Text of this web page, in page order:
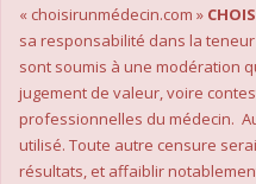
« choisirunmédecin.com »
sa responsabilité dans la
sont soumis à une modération
jugement de valeur, voire
professionnelles du médecin.
utilisé. Toute autre censure
résultats, et affaiblir